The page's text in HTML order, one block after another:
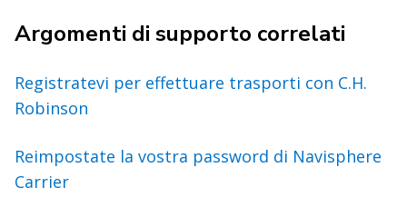
Argomenti di supporto correlati
Registratevi per effettuare trasporti con C.H.
Robinson
Reimpostate la vostra password di Navisphere
Carrier